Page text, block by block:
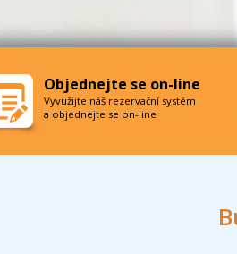
Objednejte se on-line
Vyvužijte náš rezervační systém
a objednejte se on-line